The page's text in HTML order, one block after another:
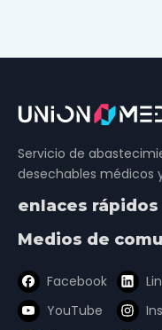
Servicio de
desechables médicos
enlaces rápidos
Medios de
Facebook
YouTube